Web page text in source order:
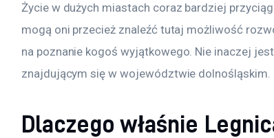
Życie w dużych miastach coraz bardziej
mogą oni przecież znaleźć tutaj możliwość
na poznanie kogoś wyjątkowego. Nie inaczej
znajdującym się w województwie dolnośląskim.
Dlaczego właśnie